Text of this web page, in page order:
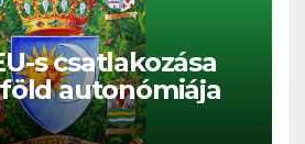
s csatlakozása
autonómiája